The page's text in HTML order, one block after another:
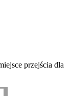
przejścia dla